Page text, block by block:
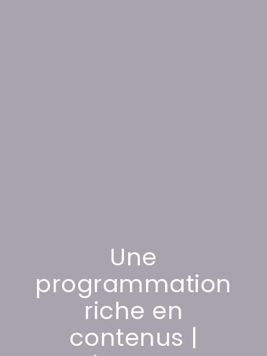
Une
programmation
riche en
contenus |